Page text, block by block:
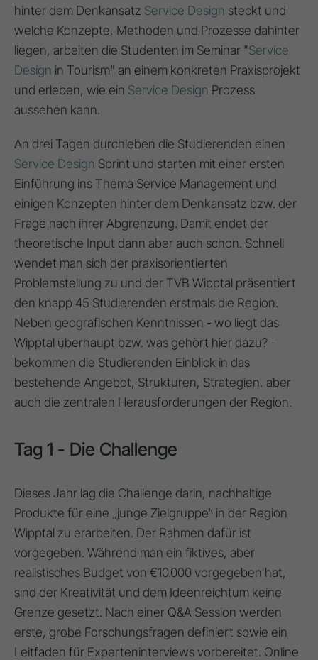
hinter dem Denkansatz Service Design steckt und
welche Konzepte, Methoden und Prozesse dahinter
liegen, arbeiten die Studenten im Seminar "Service
Design in Tourism" an einem konkreten Praxisprojekt
und erleben, wie ein Service Design Prozess
aussehen kann.
An drei Tagen durchleben die Studierenden einen
Service Design Sprint und starten mit einer ersten
Einführung ins Thema Service Management und
einigen Konzepten hinter dem Denkansatz bzw. der
Frage nach ihrer Abgrenzung. Damit endet der
theoretische Input dann aber auch schon. Schnell
wendet man sich der praxisorientierten
Problemstellung zu und der TVB Wipptal präsentiert
den knapp 45 Studierenden erstmals die Region.
Neben geografischen Kenntnissen - wo liegt das
Wipptal überhaupt bzw. was gehört hier dazu? -
bekommen die Studierenden Einblick in das
bestehende Angebot, Strukturen, Strategien, aber
auch die zentralen Herausforderungen der Region.
Tag 1 - Die Challenge
Dieses Jahr lag die Challenge darin, nachhaltige
Produkte für eine „junge Zielgruppe“ in der Region
Wipptal zu erarbeiten. Der Rahmen dafür ist
vorgegeben. Während man ein fiktives, aber
realistisches Budget von €10.000 vorgegeben hat,
sind der Kreativität und dem Ideenreichtum keine
Grenze gesetzt. Nach einer Q&A Session werden
erste, grobe Forschungsfragen definiert sowie ein
Leitfaden für Experteninterviews vorbereitet. Online